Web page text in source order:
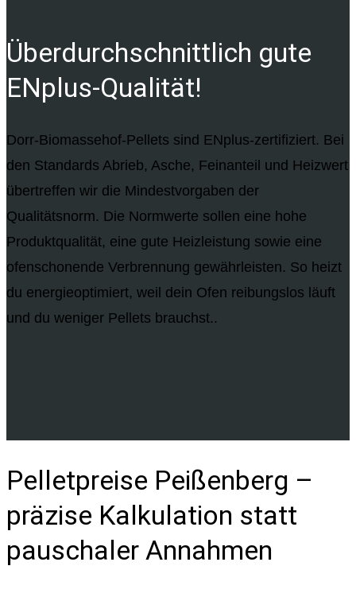
Über­durchschnittlich gute
ENplus-Qualität!
Dorr-Biomassehof-Pellets sind ENplus-zertifiziert. Bei
den Standards Abrieb, Asche, Feinanteil und Heizwert
übertreffen wir die Mindestvorgaben der
Qualitätsnorm. Die Normwerte sollen eine hohe
Produktqualität, eine gute Heizleistung sowie eine
ofenschonende Verbrennung gewährleisten. So heizt
du energieoptimiert, weil dein Ofen reibungslos läuft
und du weniger Pellets brauchst..
Pelletpreise Peißenberg –
präzise Kalkulation statt
pauschaler Annahmen